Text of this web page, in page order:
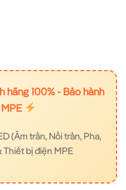
hãng 100% - Bảo hành
(Âm trần, Nổi trần, Pha,
Thiết bị điện MPE